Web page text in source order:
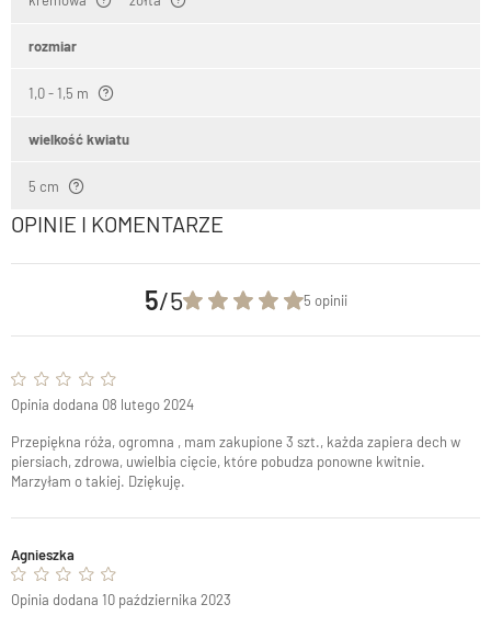
rozmiar
1,0 - 1,5 m
wielkość kwiatu
5 cm
OPINIE I KOMENTARZE
5/5 5 opinii
Przepiękna róża, ogromna , mam zakupione 3 szt., każda zapiera dech w
piersiach, zdrowa, uwielbia cięcie, które pobudza ponowne kwitnie.
Marzyłam o takiej. Dziękuję.
Agnieszka
Opinia dodana 08 lutego 2024
Opinia dodana 10 października 2023